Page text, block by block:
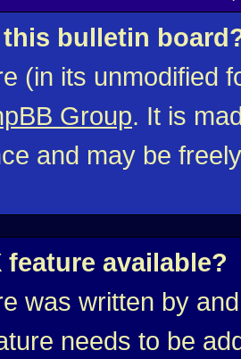
bulletin
(in its unmodified
Group. It is
and may be
available?
was written by
needs to be